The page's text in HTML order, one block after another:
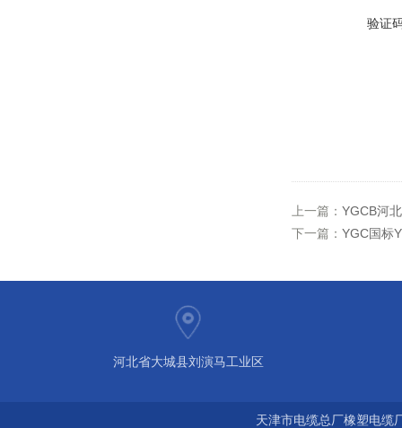
验证
上一篇： YGCB河
下一篇： YGC国标
河北省大城县刘演马工业区
天津市电缆总厂橡塑电